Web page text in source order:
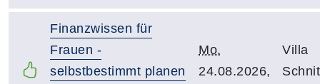
Finanzwissen für
Frauen -
selbstbestimmt planen
Mo.
24.08.2026,
Villa